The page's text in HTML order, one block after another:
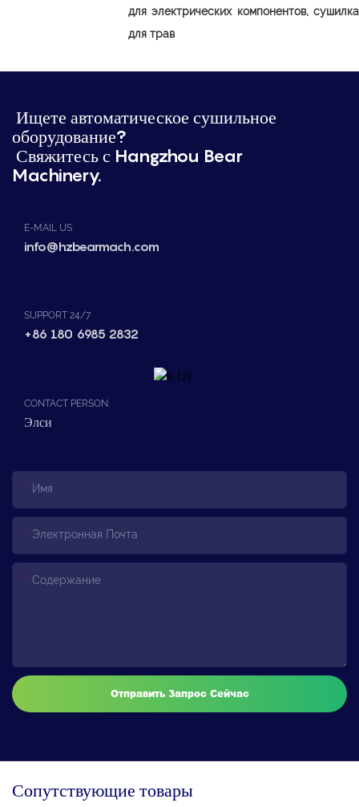
для электрических компонентов, сушилка
для трав
Ищете автоматическое сушильное
оборудование?
Свяжитесь с Hangzhou Bear
Machinery.
E-MAIL US
info@hzbearmach.com
SUPPORT 24/7
+86 180 6985 2832
CONTACT PERSON:
Элси
Имя
Электронная Почта
Содержание
Отправить Запрос Сейчас
Сопутствующие товары